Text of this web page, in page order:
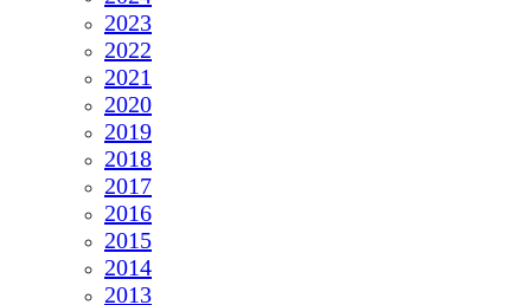
2023
2022
2021
2020
2019
2018
2017
2016
2015
2014
2013